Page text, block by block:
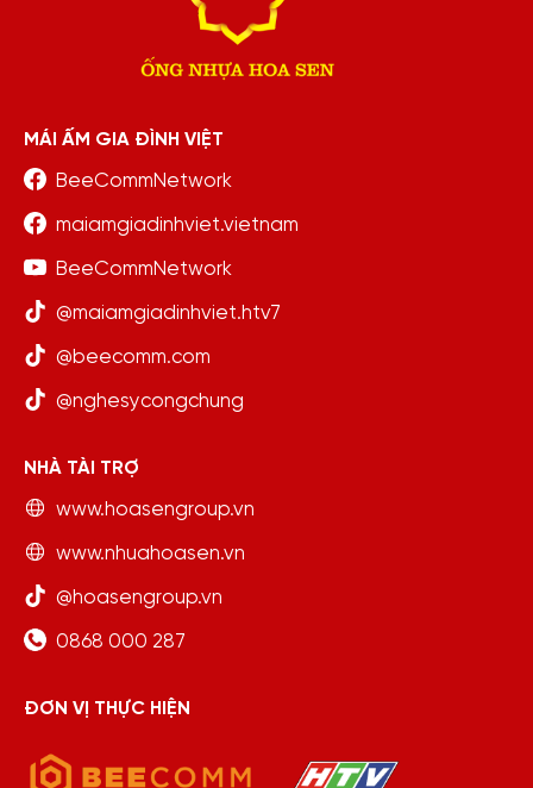
MÁI ẤM GIA ĐÌNH VIỆT
BeeCommNetwork
maiamgiadinhviet.vietnam
BeeCommNetwork
@maiamgiadinhviet.htv7
@beecomm.com
@nghesycongchung
NHÀ TÀI TRỢ
www.hoasengroup.vn
www.nhuahoasen.vn
@hoasengroup.vn
0868 000 287
ĐƠN VỊ THỰC HIỆN